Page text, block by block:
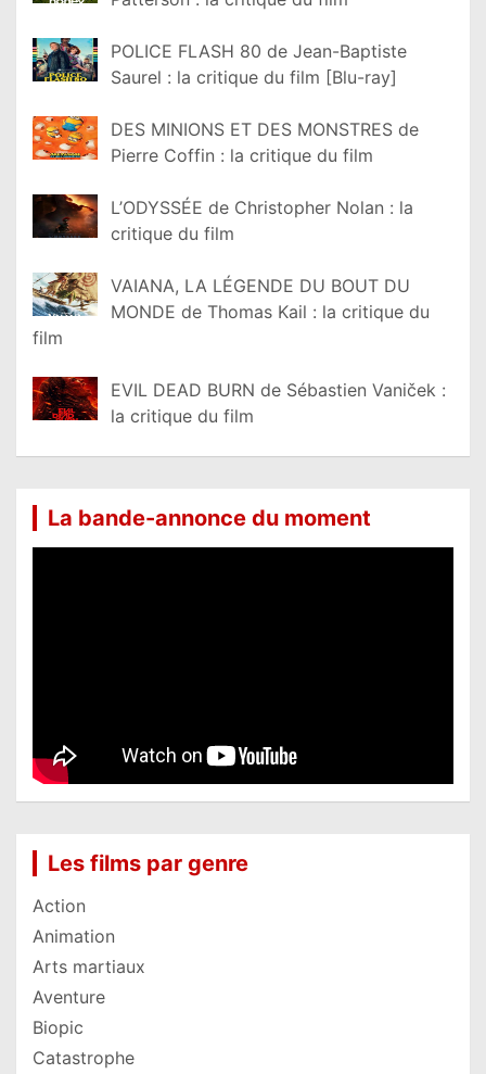
POLICE FLASH 80 de Jean-Baptiste
Saurel : la critique du film [Blu-ray]
DES MINIONS ET DES MONSTRES de
Pierre Coffin : la critique du film
L’ODYSSÉE de Christopher Nolan : la
critique du film
VAIANA, LA LÉGENDE DU BOUT DU
MONDE de Thomas Kail : la critique du
film
EVIL DEAD BURN de Sébastien Vaniček :
la critique du film
La bande-annonce du moment
Les films par genre
Action
Animation
Arts martiaux
Aventure
Biopic
Catastrophe